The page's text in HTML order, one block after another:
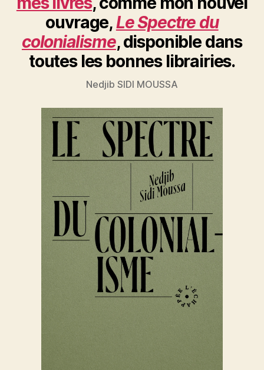
ouvrage,Le Spectre du
colonialisme, disponible dans
toutes les bonnes librairies.
Nedjib SIDI MOUSSA